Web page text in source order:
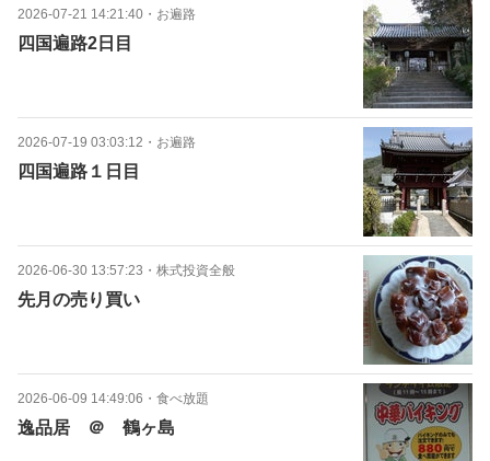
2026-07-21 14:21:40 ・ お遍路
四国遍路2日目
2026-07-19 03:03:12 ・ お遍路
四国遍路１日目
2026-06-30 13:57:23 ・ 株式投資全般
先月の売り買い
2026-06-09 14:49:06 ・ 食べ放題
逸品居 ＠ 鶴ヶ島